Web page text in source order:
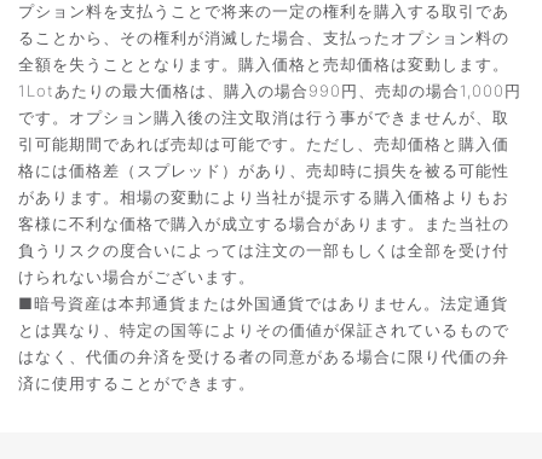
プション料を支払うことで将来の一定の権利を購入する取引であ
ることから、その権利が消滅した場合、支払ったオプション料の
全額を失うこととなります。購入価格と売却価格は変動します。
1Lotあたりの最大価格は、購入の場合990円、売却の場合1,000円
です。オプション購入後の注文取消は行う事ができませんが、取
引可能期間であれば売却は可能です。ただし、売却価格と購入価
格には価格差（スプレッド）があり、売却時に損失を被る可能性
があります。相場の変動により当社が提示する購入価格よりもお
客様に不利な価格で購入が成立する場合があります。また当社の
負うリスクの度合いによっては注文の一部もしくは全部を受け付
けられない場合がございます。
■暗号資産は本邦通貨または外国通貨ではありません。法定通貨
とは異なり、特定の国等によりその価値が保証されているもので
はなく、代価の弁済を受ける者の同意がある場合に限り代価の弁
済に使用することができます。